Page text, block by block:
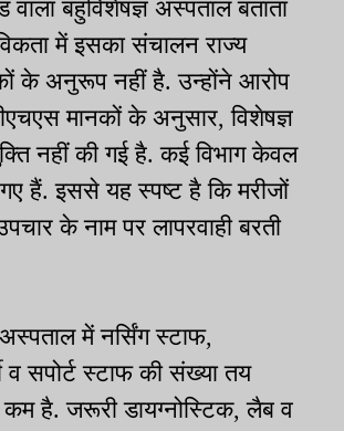
बहुविशेषज्ञ अस्पताल बताता
में इसका संचालन राज्य
के अनुरूप नहीं है. उन्होंने आरोप
मानकों के अनुसार, विशेषज्ञ
नहीं की गई है. कई विभाग केवल
गए हैं. इससे यह स्पष्ट है कि मरीजों
के नाम पर लापरवाही बरती
में नर्सिंग स्टाफ,
व सपोर्ट स्टाफ की संख्या तय
है. जरूरी डायग्नोस्टिक, लैब व